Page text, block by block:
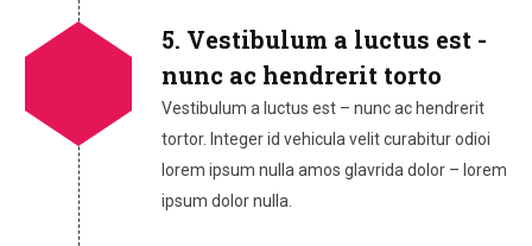
5. Vestibulum a luctus est -
nunc ac hendrerit torto
Vestibulum a luctus est – nunc ac hendrerit
tortor. Integer id vehicula velit curabitur odioi
lorem ipsum nulla amos glavrida dolor – lorem
ipsum dolor nulla.